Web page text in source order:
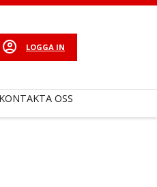
LOGGA IN
KONTAKTA OSS